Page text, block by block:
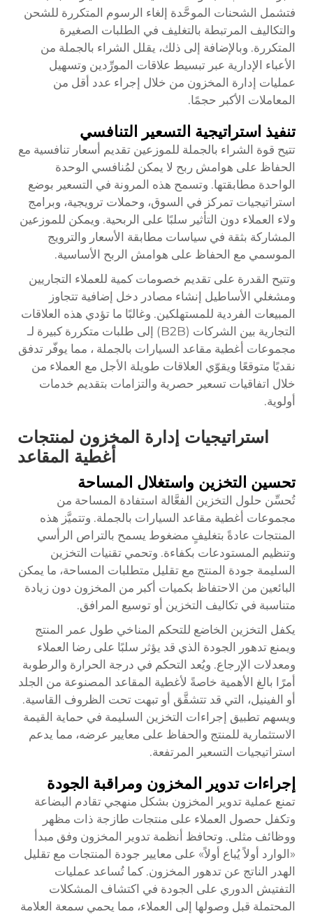
فتشمل الشحنات الموحَّدة إلغاء الرسوم المتكررة للشحن
والتكاليف المرتبطة بالتغليف في الطلبات الصغيرة
المتكررة. وبالإضافة إلى ذلك، يقلل الشراء بالجملة من
الأعباء الإدارية عبر تبسيط علاقات المورِّدين وتسهيل
عمليات إدارة المخزون من خلال إجراء عدد أقل من
المعاملات الأكبر حجمًا.
تنفيذ استراتيجية التسعير التنافسي
تتيح قوة الشراء بالجملة للموزعين تقديم أسعار تنافسية مع
الحفاظ على هوامش ربح لا يمكن لمُنافسي الوحدة
الواحدة مطابقتها. وتسمح هذه المرونة في التسعير بوضع
استراتيجيات تمركز في السوق، وحملات ترويجية، وبرامج
ولاء العملاء دون التأثير سلبًا على الربحية. ويمكن للموزعين
المشاركة بثقة في سياسات مطابقة الأسعار والترويج
الموسمي مع الحفاظ على هوامش الربح الأساسية.
وتتيح القدرة على تقديم خصومات كمية للعملاء التجاريين
ومشغلي الأساطيل إنشاء مصادر دخل إضافية تتجاوز
المبيعات الفردية للمستهلكين. وغالبًا ما تؤدي هذه العلاقات
التجارية بين الشركات (B2B) إلى طلبات متكررة كبيرة لـ
مجموعات أغطية مقاعد السيارات بالجملة ، مما يوفّر تدفق
نقديًا متوقعًا ويقوّي العلاقات طويلة الأجل مع العملاء من
خلال اتفاقيات تسعير حصرية والتزامات بتقديم خدمات
أولوية.
استراتيجيات إدارة المخزون لمنتجات
أغطية المقاعد
تحسين التخزين واستغلال المساحة
تُحسِّن حلول التخزين الفعَّالة استفادة المساحة من
مجموعات أغطية مقاعد السيارات بالجملة. وتتميَّز هذه
المنتجات عادةً بتغليفٍ مضغوط يسمح بالتراص الرأسي
وتنظيم المستودعات بكفاءة. وتحمي تقنيات التخزين
السليمة جودة المنتج مع تقليل متطلبات المساحة، ما يمكن
البائعين من الاحتفاظ بكميات أكبر من المخزون دون زيادة
متناسبة في تكاليف التخزين أو توسيع المرافق.
يكفل التخزين الخاضع للتحكم المناخي طول عمر المنتج
ويمنع تدهور الجودة الذي قد يؤثر سلبًا على رضا العملاء
ومعدلات الإرجاع. ويُعد التحكم في درجة الحرارة والرطوبة
أمرًا بالغ الأهمية خاصةً لأغطية المقاعد المصنوعة من الجلد
أو الفينيل، التي قد تتشقَّق أو تبهت تحت الظروف القاسية.
ويسهم تطبيق إجراءات التخزين السليمة في حماية القيمة
الاستثمارية للمنتج والحفاظ على معايير عرضه، مما يدعم
استراتيجيات التسعير المرتفعة.
إجراءات تدوير المخزون ومراقبة الجودة
تمنع عملية تدوير المخزون بشكل منهجي تقادم البضاعة
وتكفل حصول العملاء على منتجات طازجة ذات مظهر
ووظائف مثلى. وتحافظ أنظمة تدوير المخزون وفق مبدأ
«الوارد أولاً يُباع أولاً» على معايير جودة المنتجات مع تقليل
الهدر الناتج عن تدهور المخزون. كما تُساعد عمليات
التفتيش الدوري على الجودة في اكتشاف المشكلات
المحتملة قبل وصولها إلى العملاء، مما يحمي سمعة العلامة